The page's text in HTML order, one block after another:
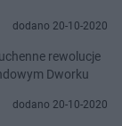
dodano 20-10-2020
rewolucje
Dworku
dodano 20-10-2020